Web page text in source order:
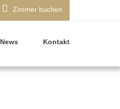
Zimmer buchen
News Kontakt